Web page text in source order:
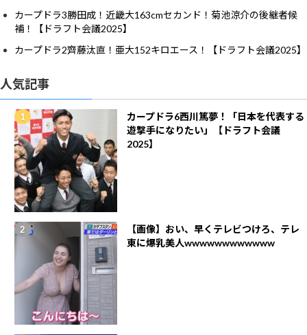
カープドラ3勝田成！近畿大163cmセカンド！菊池涼介の後継者候
補！【ドラフト会議2025】
カープドラ2齊藤汰直！亜大152キロエース！【ドラフト会議2025】
人気記事
カープドラ6西川篤夢！「日本を代表する
遊撃手になりたい」【ドラフト会議
2025】
【画像】おい、早くテレビつけろ、テレ
東に爆乳美人wwwwwwwwwwww